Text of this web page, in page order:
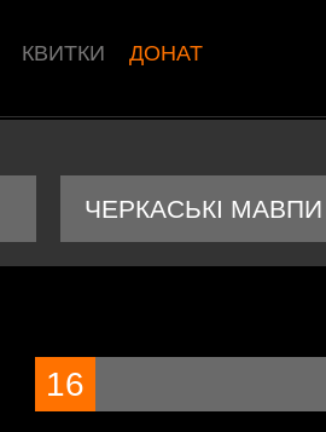
КВИТКИ ДОНАТ
ЧЕРКАСЬКІ МАВПИ
16